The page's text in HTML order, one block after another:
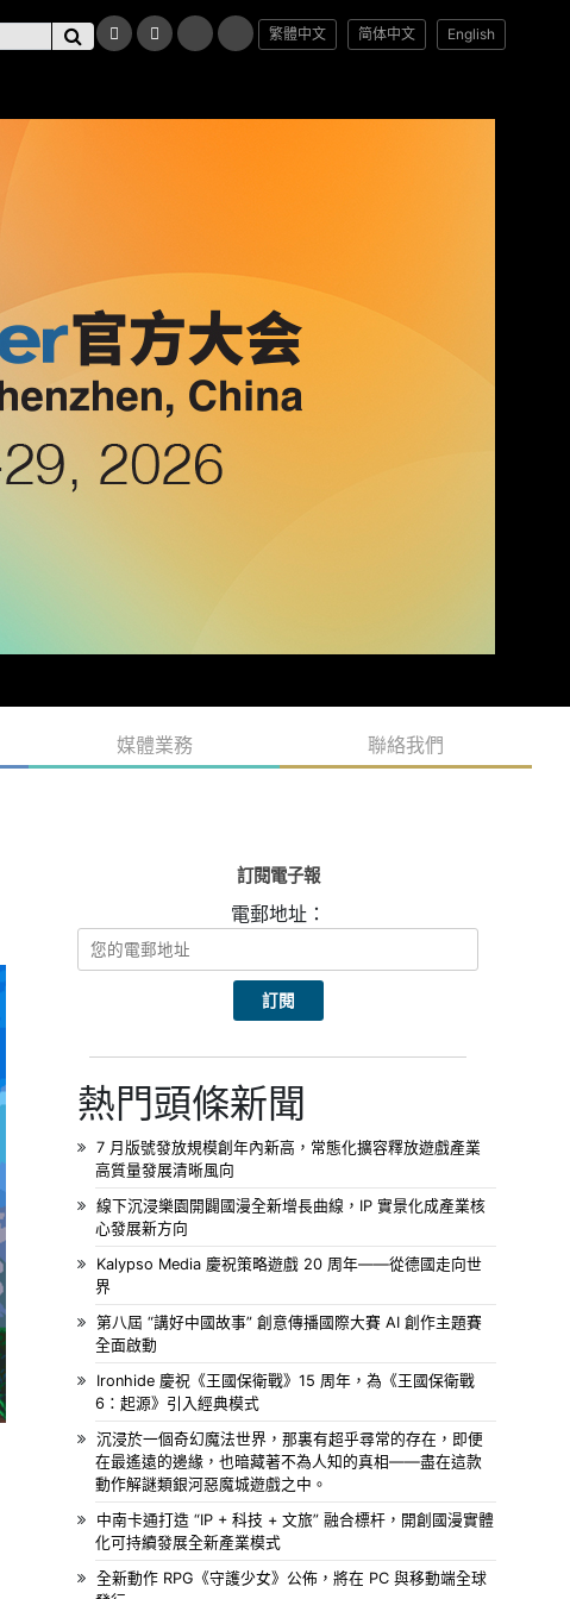
繁體中文 简体中文 English
媒體業務 聯絡我們
訂閱電子報
電郵地址：
熱門頭條新聞
7 月版號發放規模創年內新高，常態化擴容釋放遊戲產業
高質量發展清晰風向
線下沉浸樂園開闢國漫全新增長曲線，IP 實景化成產業核
心發展新方向
Kalypso Media 慶祝策略遊戲 20 周年——從德國走向世
界
第八屆 “講好中國故事” 創意傳播國際大賽 AI 創作主題賽
全面啟動
Ironhide 慶祝《王國保衛戰》15 周年，為《王國保衛戰
6：起源》引入經典模式
沉浸於一個奇幻魔法世界，那裏有超乎尋常的存在，即便
在最遙遠的邊緣，也暗藏著不為人知的真相——盡在這款
動作解謎類銀河惡魔城遊戲之中。
中南卡通打造 “IP + 科技 + 文旅” 融合標杆，開創國漫實體
化可持續發展全新產業模式
全新動作 RPG《守護少女》公佈，將在 PC 與移動端全球